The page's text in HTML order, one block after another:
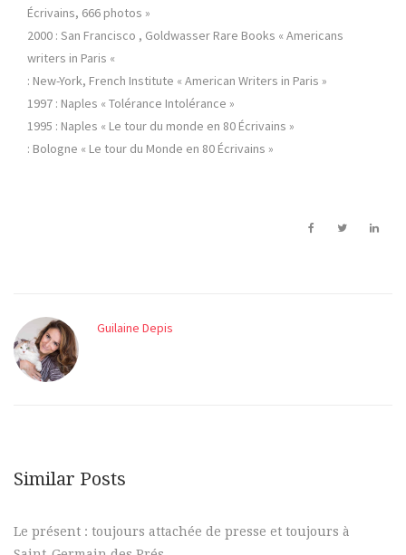
Écrivains, 666 photos »
2000 : San Francisco , Goldwasser Rare Books « Americans
writers in Paris «
: New-York, French Institute « American Writers in Paris »
1997 : Naples « Tolérance Intolérance »
1995 : Naples « Le tour du monde en 80 Écrivains »
: Bologne « Le tour du Monde en 80 Écrivains »
Guilaine Depis
Similar Posts
Le présent : toujours attachée de presse et toujours à